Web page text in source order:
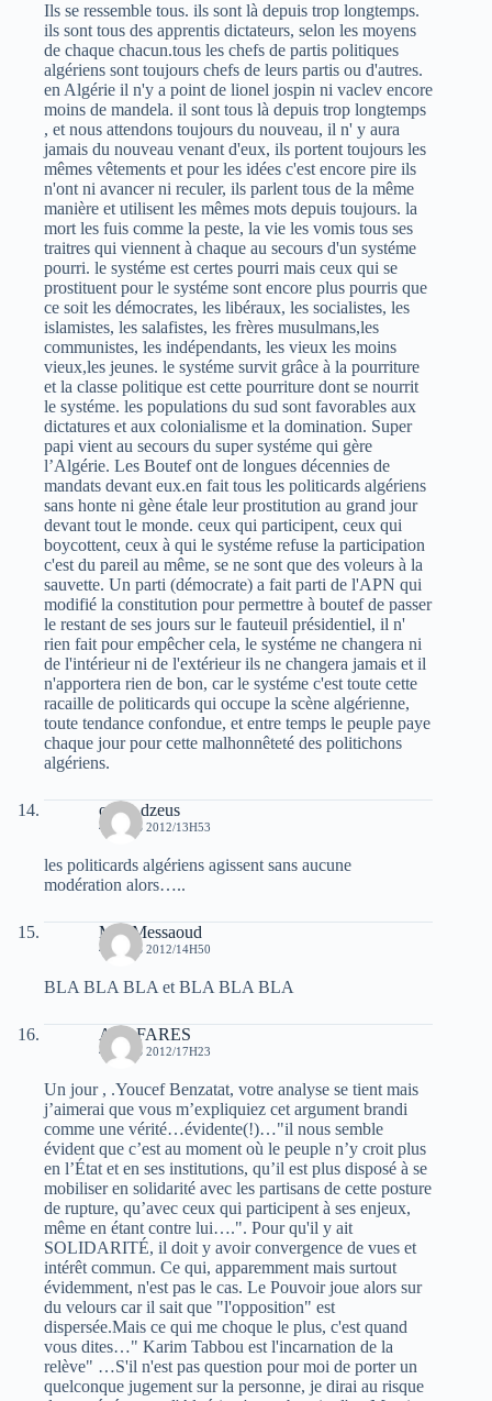
Ils se ressemble tous. ils sont là depuis trop longtemps.
ils sont tous des apprentis dictateurs, selon les moyens
de chaque chacun.tous les chefs de partis politiques
algériens sont toujours chefs de leurs partis ou d'autres.
en Algérie il n'y a point de lionel jospin ni vaclev encore
moins de mandela. il sont tous là depuis trop longtemps
, et nous attendons toujours du nouveau, il n' y aura
jamais du nouveau venant d'eux, ils portent toujours les
mêmes vêtements et pour les idées c'est encore pire ils
n'ont ni avancer ni reculer, ils parlent tous de la même
manière et utilisent les mêmes mots depuis toujours. la
mort les fuis comme la peste, la vie les vomis tous ses
traitres qui viennent à chaque au secours d'un systéme
pourri. le systéme est certes pourri mais ceux qui se
prostituent pour le systéme sont encore plus pourris que
ce soit les démocrates, les libéraux, les socialistes, les
islamistes, les salafistes, les frères musulmans,les
communistes, les indépendants, les vieux les moins
vieux,les jeunes. le systéme survit grâce à la pourriture
et la classe politique est cette pourriture dont se nourrit
le systéme. les populations du sud sont favorables aux
dictatures et aux colonialisme et la domination. Super
papi vient au secours du super systéme qui gère
l’Algérie. Les Boutef ont de longues décennies de
mandats devant eux.en fait tous les politicards algériens
sans honte ni gène étale leur prostitution au grand jour
devant tout le monde. ceux qui participent, ceux qui
boycottent, ceux à qui le systéme refuse la participation
c'est du pareil au même, se ne sont que des voleurs à la
sauvette. Un parti (démocrate) a fait parti de l'APN qui
modifié la constitution pour permettre à boutef de passer
le restant de ses jours sur le fauteuil présidentiel, il n'
rien fait pour empêcher cela, le systéme ne changera ni
de l'intérieur ni de l'extérieur ils ne changera jamais et il
n'apportera rien de bon, car le systéme c'est toute cette
racaille de politicards qui occupe la scène algérienne,
toute tendance confondue, et entre temps le peuple paye
chaque jour pour cette malhonnêteté des politichons
algériens.
oziris dzeus
4 MARS 2012/13H53
les politicards algériens agissent sans aucune
modération alors…..
Maf Messaoud
4 MARS 2012/14H50
BLA BLA BLA et BLA BLA BLA
Aziz FARES
4 MARS 2012/17H23
Un jour , .Youcef Benzatat, votre analyse se tient mais
j’aimerai que vous m’expliquiez cet argument brandi
comme une vérité…évidente(!)…"il nous semble
évident que c’est au moment où le peuple n’y croit plus
en l’État et en ses institutions, qu’il est plus disposé à se
mobiliser en solidarité avec les partisans de cette posture
de rupture, qu’avec ceux qui participent à ses enjeux,
même en étant contre lui….". Pour qu'il y ait
SOLIDARITÉ, il doit y avoir convergence de vues et
intérêt commun. Ce qui, apparemment mais surtout
évidemment, n'est pas le cas. Le Pouvoir joue alors sur
du velours car il sait que "l'opposition" est
dispersée.Mais ce qui me choque le plus, c'est quand
vous dites…" Karim Tabbou est l'incarnation de la
relève" …S'il n'est pas question pour moi de porter un
quelconque jugement sur la personne, je dirai au risque